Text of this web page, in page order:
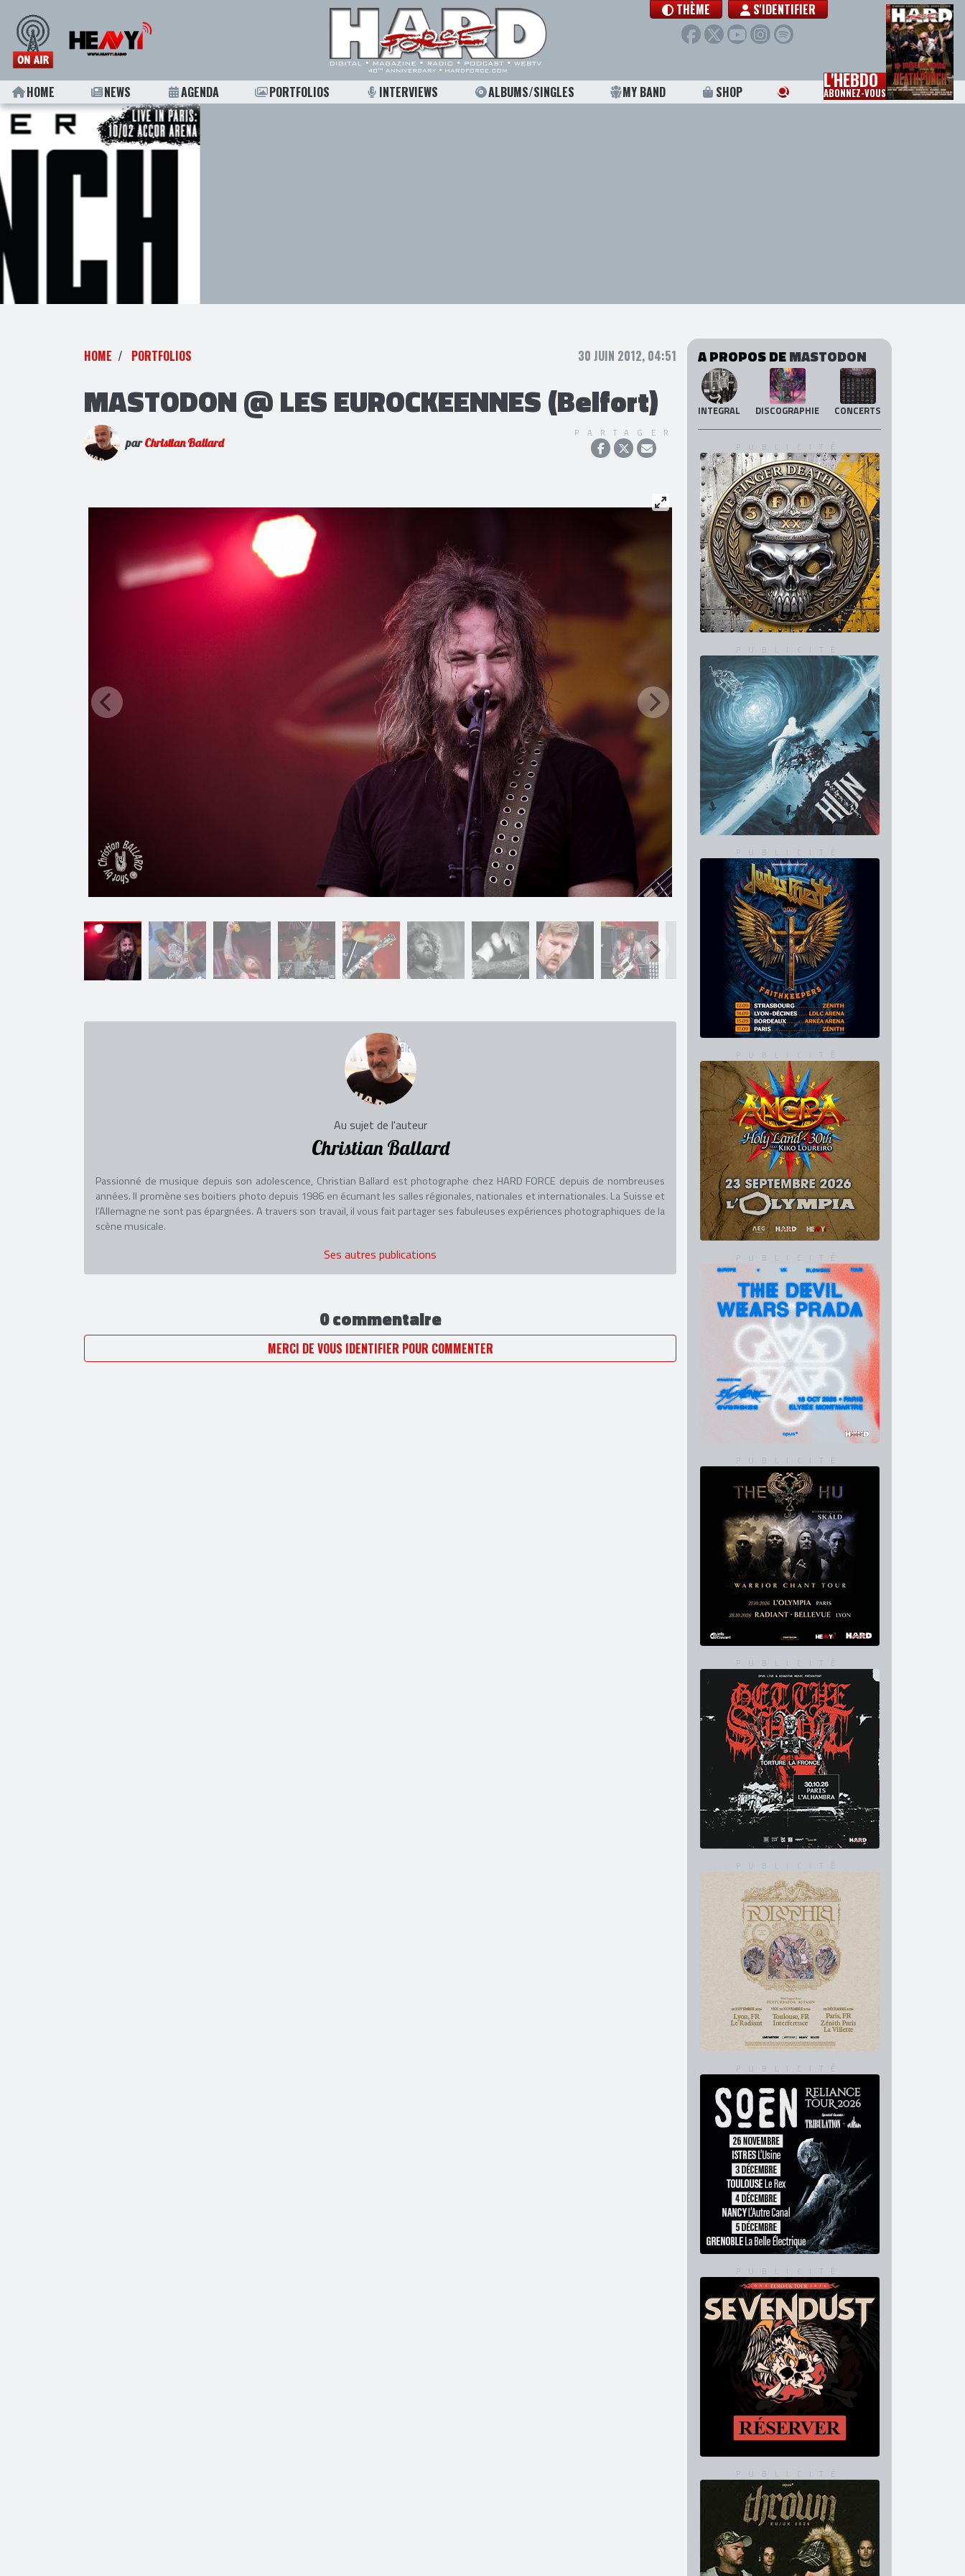
THÈME S'IDENTIFIER
HOME NEWS AGENDA PORTFOLIOS INTERVIEWS ALBUMS/SINGLES MY BAND SHOP L'HEBDO
ABONNEZ-VOUS
HOME PORTFOLIOS 30 JUIN 2012, 04:51
MASTODON @ LES EUROCKEENNES (Belfort)
parChristian Ballard
PARTAGER
Au sujet de l'auteur
Christian Ballard
Passionné de musique depuis son adolescence, Christian Ballard est photographe chez HARD FORCE depuis de nombreuses
années. Il promène ses boitiers photo depuis 1986 en écumant les salles régionales, nationales et internationales. La Suisse et
l’Allemagne ne sont pas épargnées. A travers son travail, il vous fait partager ses fabuleuses expériences photographiques de la
scène musicale.
Ses autres publications
0 commentaire
MERCI DE VOUS IDENTIFIER POUR COMMENTER
A PROPOS DEMASTODON
INTEGRAL DISCOGRAPHIE CONCERTS